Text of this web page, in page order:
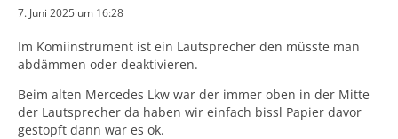
7. Juni 2025 um 16:28
Im Komiinstrument ist ein Lautsprecher den müsste man
abdämmen oder deaktivieren.
Beim alten Mercedes Lkw war der immer oben in der Mitte
der Lautsprecher da haben wir einfach bissl Papier davor
gestopft dann war es ok.